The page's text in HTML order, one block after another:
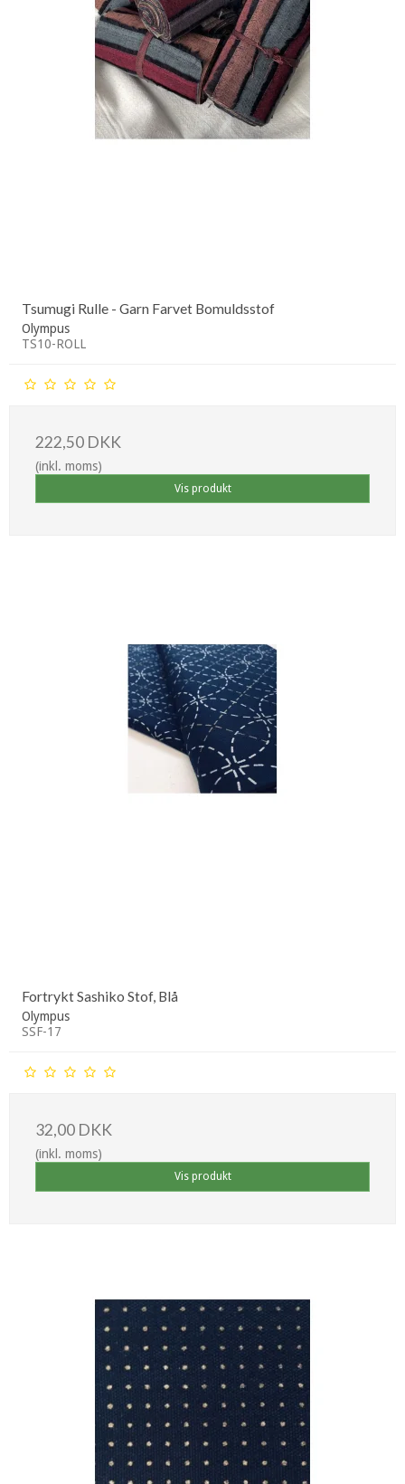
Tsumugi Rulle - Garn Farvet Bomuldsstof
Olympus
TS10-ROLL
222,50 DKK
(inkl. moms)
Vis produkt
Fortrykt Sashiko Stof, Blå
Olympus
SSF-17
32,00 DKK
(inkl. moms)
Vis produkt